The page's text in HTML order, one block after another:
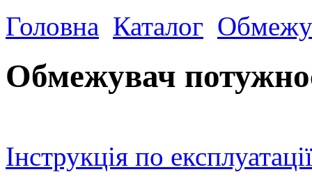
Головна Каталог
Обмежувач
Інструкція по експлуатації